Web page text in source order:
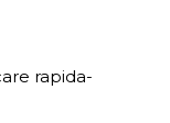
rapida-